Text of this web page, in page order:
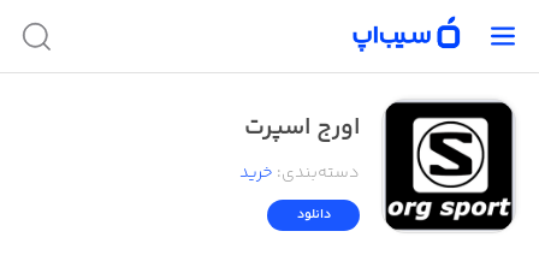
اورج اسپرت
دسته‌بندی: خرید
دانلود